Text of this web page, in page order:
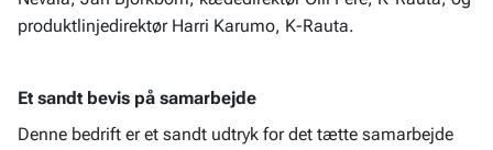
produktlinjedirektør Harri Karumo, K-Rauta.
Et sandt bevis på samarbejde
Denne bedrift er et sandt udtryk for det tætte samarbejde